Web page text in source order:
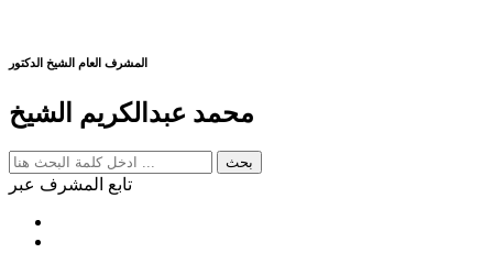
المشرف العام الشيخ الدكتور
محمد عبدالكريم الشيخ
تابع المشرف عبر